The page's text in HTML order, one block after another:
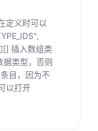
定义时可以
插入数组类
据类型，否则
目，因为不
以打开